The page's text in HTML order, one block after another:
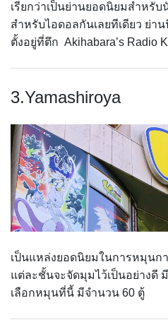
เรียกว่าเป็นย่านยอดนิยมสำหรั
สำหรับไอดอลกันเลยทีเดียว ย่า
ตั้งอยู่ที่ตึก Akihabara’s Radio
3.Yamashiroya
เป็นแหล่งยอดนิยมในการหมุน
แต่ละชั้นจะจัดมุมไว้เป็นอย่างดี
เลือกหมุนที่นี้ มีจำนวน 60 ตู้